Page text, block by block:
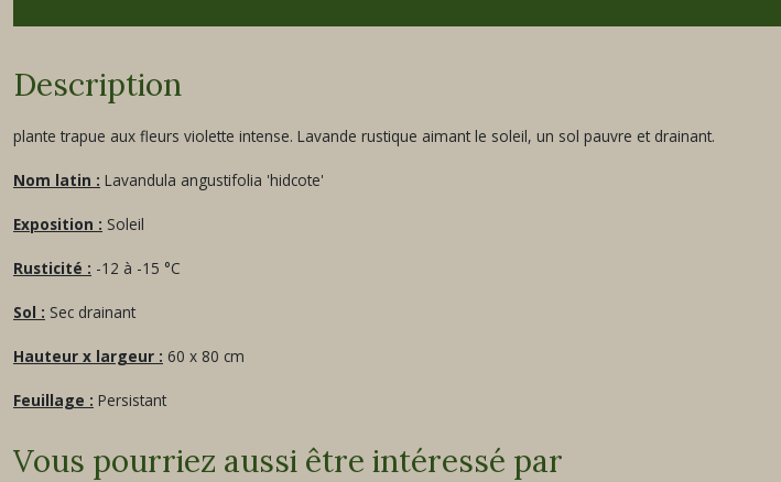
Description
plante trapue aux fleurs violette intense. Lavande rustique aimant le soleil, un sol pauvre et drainant.
Nom latin : Lavandula angustifolia 'hidcote'
Exposition : Soleil
Rusticité : -12 à -15 °C
Sol : Sec drainant
Hauteur x largeur : 60 x 80 cm
Feuillage : Persistant
Vous pourriez aussi être intéressé par